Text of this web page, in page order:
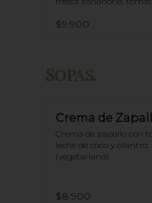
$9.900
Crema de
Crema de zapallo con
leche de coco y cilantro.
(vegetariana)
$8.900